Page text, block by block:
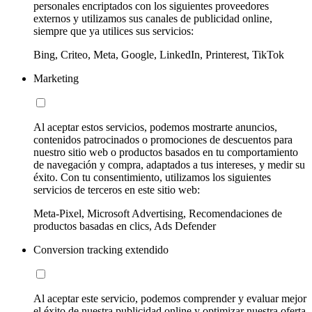
personales encriptados con los siguientes proveedores
externos y utilizamos sus canales de publicidad online,
siempre que ya utilices sus servicios:
Bing, Criteo, Meta, Google, LinkedIn, Printerest, TikTok
Marketing
Al aceptar estos servicios, podemos mostrarte anuncios,
contenidos patrocinados o promociones de descuentos para
nuestro sitio web o productos basados en tu comportamiento
de navegación y compra, adaptados a tus intereses, y medir su
éxito. Con tu consentimiento, utilizamos los siguientes
servicios de terceros en este sitio web:
Meta-Pixel, Microsoft Advertising, Recomendaciones de
productos basadas en clics, Ads Defender
Conversion tracking extendido
Al aceptar este servicio, podemos comprender y evaluar mejor